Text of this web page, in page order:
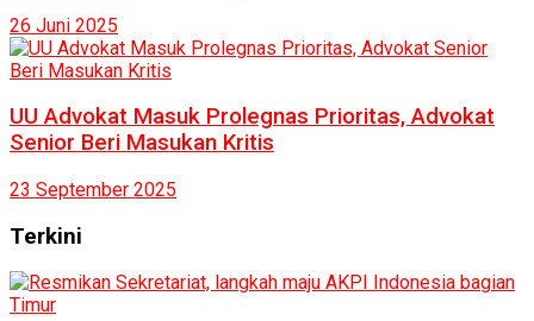
26 Juni 2025
UU Advokat Masuk Prolegnas Prioritas, Advokat
Senior Beri Masukan Kritis
23 September 2025
Terkini